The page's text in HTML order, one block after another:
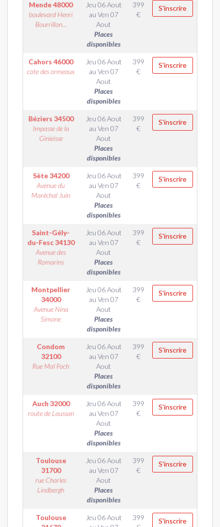
Mende48000
boulevard Henri
Bourrillon...
Jeu 06 Aout
au Ven 07
Aout
Places
disponibles
399
€
S'inscrire
Cahors 46000
cote des ormeaux
Jeu 06 Aout
au Ven 07
Aout
Places
disponibles
399
€
S'inscrire
Béziers 34500
Impasse de la
Ginieisse
Jeu 06 Aout
au Ven 07
Aout
Places
disponibles
399
€
S'inscrire
Sète34200
Avenue du
Maréchal Juin
Jeu 06 Aout
au Ven 07
Aout
Places
disponibles
399
€
S'inscrire
Saint-Gély-
du-Fesc34130
Avenue des
Romarins
Jeu 06 Aout
au Ven 07
Aout
Places
disponibles
399
€
S'inscrire
Montpellier
34000
Avenue Nina
Simone
Jeu 06 Aout
au Ven 07
Aout
Places
disponibles
399
€
S'inscrire
Condom
32100
Rue Mal Foch
Jeu 06 Aout
au Ven 07
Aout
Places
disponibles
399
€
S'inscrire
Auch 32000
route de Laussan
Jeu 06 Aout
au Ven 07
Aout
Places
disponibles
399
€
S'inscrire
Toulouse
31700
rue Charles
Lindbergh
Jeu 06 Aout
au Ven 07
Aout
Places
disponibles
399
€
S'inscrire
Toulouse
Jeu 06 Aout
399
S'inscrire